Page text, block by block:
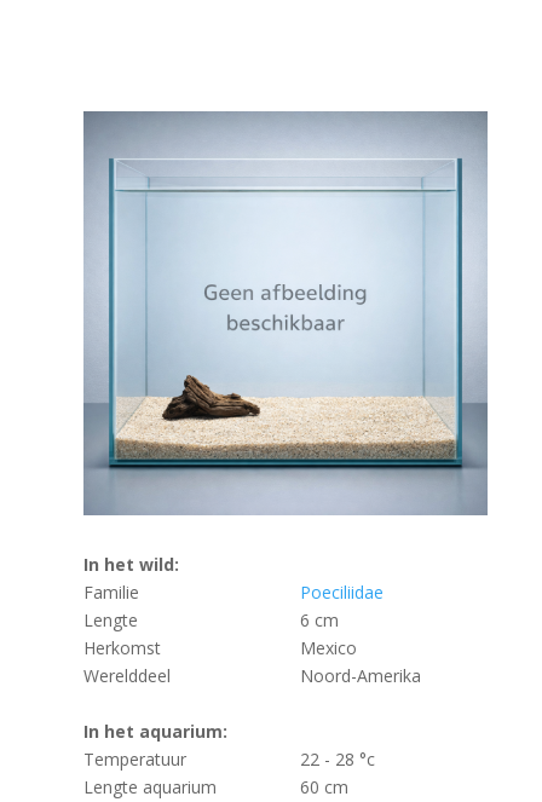
In het wild:
Familie
Poeciliidae
Lengte
6 cm
Herkomst
Mexico
Werelddeel
Noord-Amerika
In het aquarium:
Temperatuur
22 - 28 °c
Lengte aquarium
60 cm